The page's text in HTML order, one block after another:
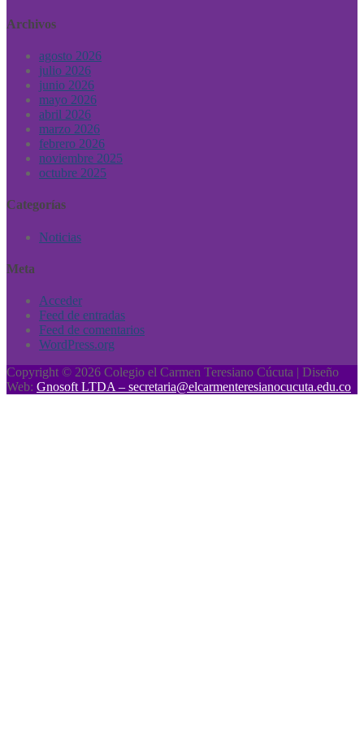
Archivos
agosto 2026
julio 2026
junio 2026
mayo 2026
abril 2026
marzo 2026
febrero 2026
noviembre 2025
octubre 2025
Categorías
Noticias
Meta
Acceder
Feed de entradas
Feed de comentarios
WordPress.org
Copyright © 2026 Colegio el Carmen Teresiano Cúcuta | Diseño
Web: Gnosoft LTDA – secretaria@elcarmenteresianocucuta.edu.co